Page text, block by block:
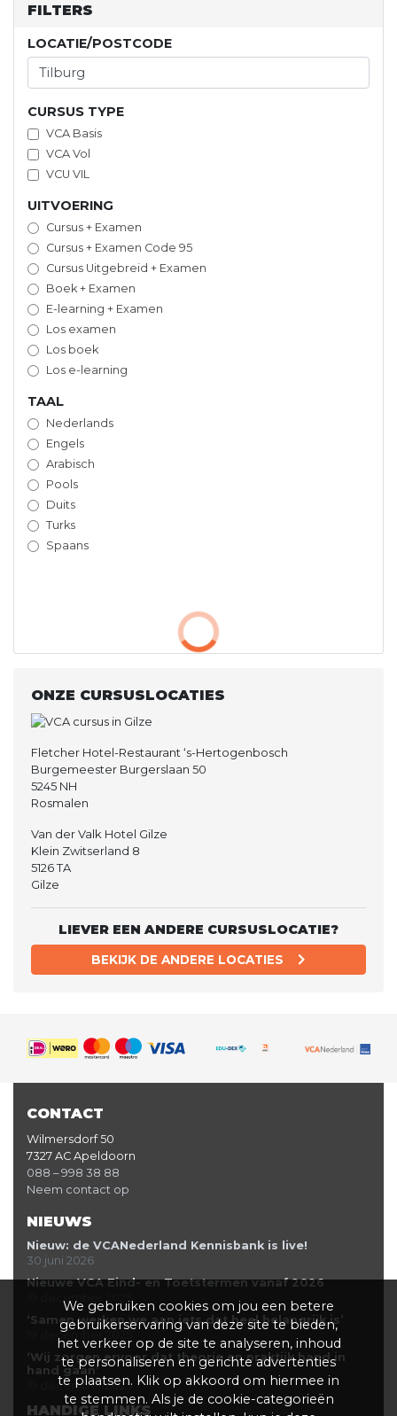
FILTERS
LOCATIE/POSTCODE
CURSUS TYPE
VCA Basis
VCA Vol
VCU VIL
UITVOERING
Cursus + Examen
Cursus + Examen Code 95
Cursus Uitgebreid + Examen
Boek + Examen
E-learning + Examen
Los examen
Los boek
Los e-learning
TAAL
Nederlands
Engels
Arabisch
Pools
Duits
Turks
Spaans
ONZE CURSUSLOCATIES
Fletcher Hotel-Restaurant ‘s-Hertogenbosch
Burgemeester Burgerslaan 50
5245 NH
Rosmalen
Van der Valk Hotel Gilze
Klein Zwitserland 8
5126 TA
Gilze
LIEVER EEN ANDERE CURSUSLOCATIE?
BEKIJK DE ANDERE LOCATIES
CONTACT
Wilmersdorf 50
7327 AC Apeldoorn
088 – 998 38 88
Neem contact op
NIEUWS
Nieuw: de VCANederland Kennisbank is live!
30 juni 2026
Nieuwe VCA Eind- en Toetstermen vanaf 2026
19 december 2025
‘Samen werken we aan iets dat heel belangrijk is’
19 december 2025
‘Wij zorgen ervoor dat theorie en praktijk hand in
hand gaan’
19 december 2025
HANDIGE LINKS
We gebruiken cookies om jou een betere
gebruikerservaring van deze site te bieden,
het verkeer op de site te analyseren, inhoud
te personaliseren en gerichte advertenties
te plaatsen. Klik op akkoord om hiermee in
te stemmen. Als je de cookie-categorieën